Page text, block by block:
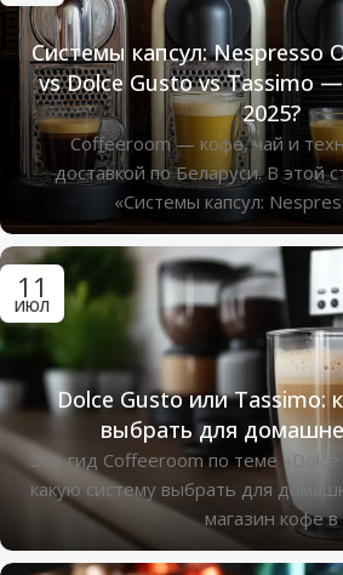
Системы капсул: Nespresso
vs Dolce Gusto vs Tassimo
2025?
Coffeeroom — кофе, чай и
доставкой по Беларуси. В этой
«Системы капсул:
11
ИЮЛ
Dolce Gusto или Tassimo:
выбрать для
Это гид Coffeeroom по теме
какую систему выбрать для
магазин кофе в